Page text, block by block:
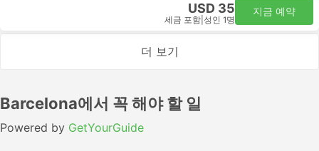
USD 35
세금 포함 성인 1명
지금 예약
더 보기
Barcelona에서 꼭 해야 할 일
Powered by GetYourGuide